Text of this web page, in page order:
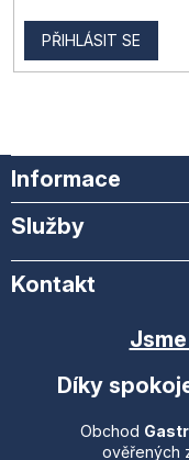
PŘIHLÁSIT SE
Informace
Služby
Kontakt
Díky
Obchod
ověřených